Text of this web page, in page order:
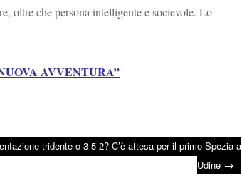
oltre che persona intelligente e socievole. Lo
AVVENTURA”
tridente o 3-5-2? C’è attesa per il primo Spezia a
Udine →